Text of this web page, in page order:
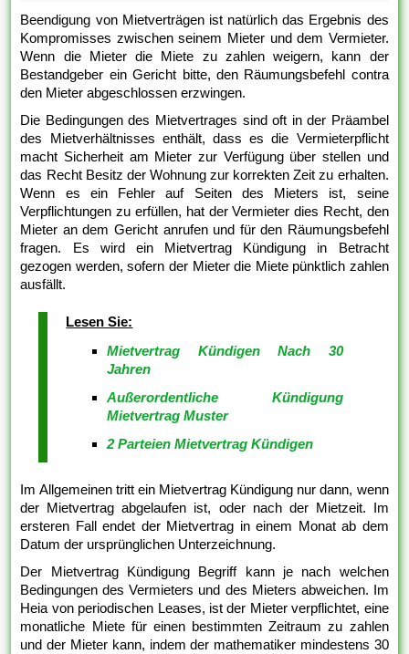
Beendigung von Mietverträgen ist natürlich das Ergebnis des
Kompromisses zwischen seinem Mieter und dem Vermieter.
Wenn die Mieter die Miete zu zahlen weigern, kann der
Bestandgeber ein Gericht bitte, den Räumungsbefehl contra
den Mieter abgeschlossen erzwingen.
Die Bedingungen des Mietvertrages sind oft in der Präambel
des Mietverhältnisses enthält, dass es die Vermieterpflicht
macht Sicherheit am Mieter zur Verfügung über stellen und
das Recht Besitz der Wohnung zur korrekten Zeit zu erhalten.
Wenn es ein Fehler auf Seiten des Mieters ist, seine
Verpflichtungen zu erfüllen, hat der Vermieter dies Recht, den
Mieter an dem Gericht anrufen und für den Räumungsbefehl
fragen. Es wird ein Mietvertrag Kündigung in Betracht
gezogen werden, sofern der Mieter die Miete pünktlich zahlen
ausfällt.
Lesen Sie:
Mietvertrag Kündigen Nach 30
Jahren
Außerordentliche Kündigung
Mietvertrag Muster
2 Parteien Mietvertrag Kündigen
Im Allgemeinen tritt ein Mietvertrag Kündigung nur dann, wenn
der Mietvertrag abgelaufen ist, oder nach der Mietzeit. Im
ersteren Fall endet der Mietvertrag in einem Monat ab dem
Datum der ursprünglichen Unterzeichnung.
Der Mietvertrag Kündigung Begriff kann je nach welchen
Bedingungen des Vermieters und des Mieters abweichen. Im
Heia von periodischen Leases, ist der Mieter verpflichtet, eine
monatliche Miete für einen bestimmten Zeitraum zu zahlen
und der Mieter kann, indem der mathematiker mindestens 30